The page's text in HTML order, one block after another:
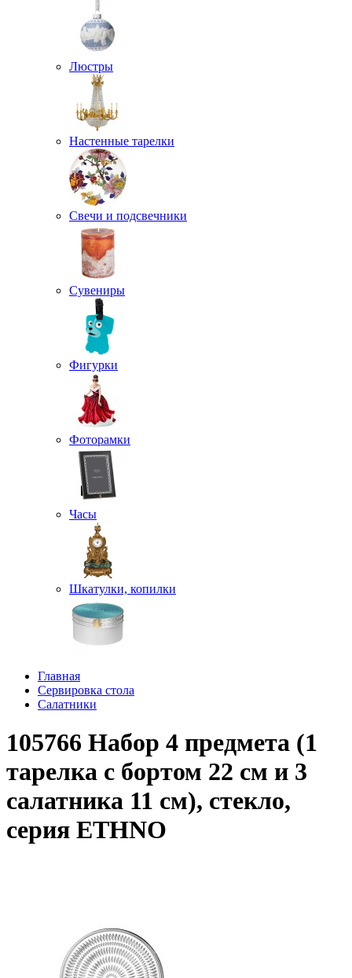
Люстры
Настенные тарелки
Свечи и подсвечники
Сувениры
Фигурки
Фоторамки
Часы
Шкатулки, копилки
Главная
Сервировка стола
Салатники
105766 Набор 4 предмета (1
тарелка с бортом 22 см и 3
салатника 11 см), стекло,
серия ETHNO